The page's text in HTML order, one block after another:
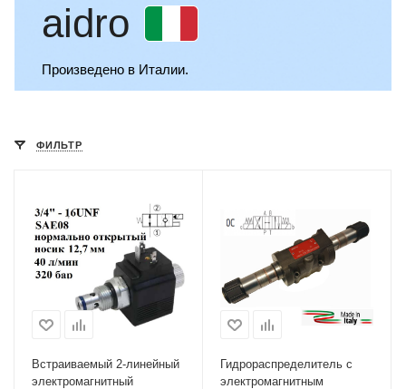
aidro
Произведено в Италии.
ФИЛЬТР
Встраиваемый 2-линейный
электромагнитный
Гидрораспределитель с
электромагнитным